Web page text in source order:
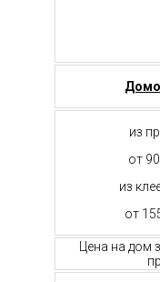
из
от
из
от
Цена на